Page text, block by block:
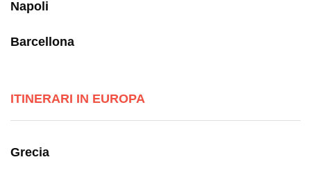
Napoli
Barcellona
ITINERARI IN EUROPA
Grecia